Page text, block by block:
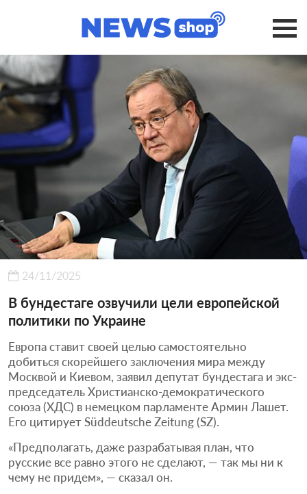
24/11/2025
В бундестаге озвучили цели европейской
политики по Украине
Европа ставит своей целью самостоятельно
добиться скорейшего заключения мира между
Москвой и Киевом, заявил депутат бундестага и экс-
председатель Христианско-демократического
союза (ХДС) в немецком парламенте Армин Лашет.
Его цитирует Süddeutsche Zeitung (SZ).
«Предполагать, даже разрабатывая план, что
русские все равно этого не сделают, — так мы ни к
чему не придем», — сказал он.